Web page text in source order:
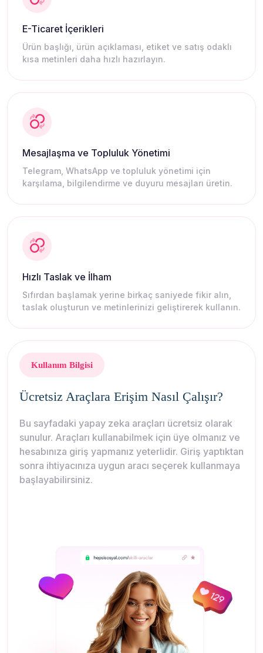
E-Ticaret İçerikleri
Ürün başlığı, ürün açıklaması, etiket ve satış odaklı
kısa metinleri daha hızlı hazırlayın.
Mesajlaşma ve Topluluk Yönetimi
Telegram, WhatsApp ve topluluk yönetimi için
karşılama, bilgilendirme ve duyuru mesajları üretin.
Hızlı Taslak ve İlham
Sıfırdan başlamak yerine birkaç saniyede fikir alın,
taslak oluşturun ve metinlerinizi geliştirerek kullanın.
Kullanım Bilgisi
Ücretsiz Araçlara Erişim Nasıl Çalışır?
Bu sayfadaki yapay zeka araçları ücretsiz olarak
sunulur. Araçları kullanabilmek için üye olmanız ve
hesabınıza giriş yapmanız yeterlidir. Giriş yaptıktan
sonra ihtiyacınıza uygun aracı seçerek kullanmaya
başlayabilirsiniz.